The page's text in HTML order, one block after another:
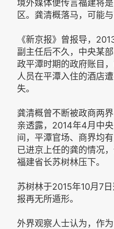
境外媒体便传言福建将
区。龚清概落马，可能
《新京报》曾报导，
副主任后不久，中央某
政平潭时期的政府账目
人员在平潭入住的酒店
失。
龚清概曾不断被政商两
亲透露，2014年4月中
间，平潭官场、商界均
已进京上任的龚的情况
福建省长苏树林压下。
苏树林于2015年10月7
报再无所遁形。
外界观察人士认为，作